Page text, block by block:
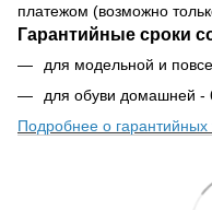
платежом (возможно
Гарантийные сроки
для модельной и
для обуви домашней -
Подробнее о гарантийных